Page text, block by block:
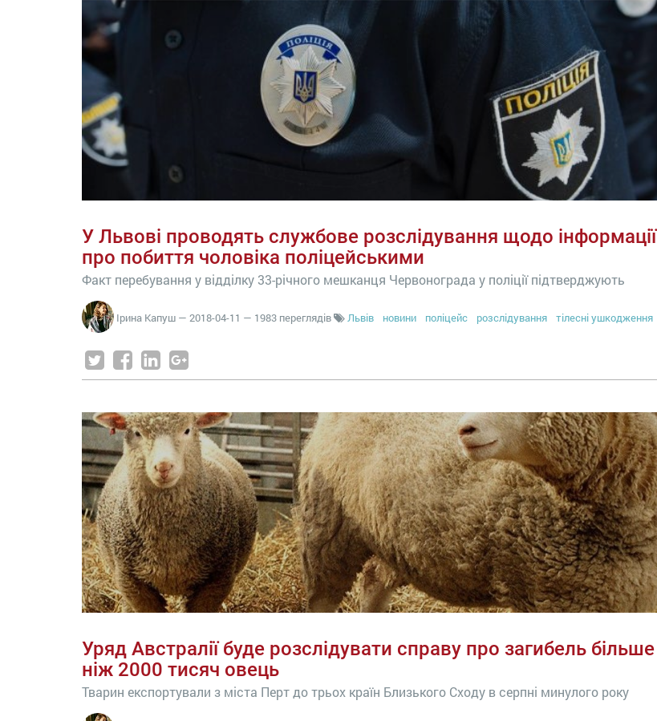
У Львові проводять службове розслідування щодо інформації
про побиття чоловіка поліцейськими
Факт перебування у відділку 33-річного мешканця Червонограда у поліції підтверджують
Ірина Капуш — 2018-04-11 — 1983 переглядів Львів новини поліцейс розслідування тілесні ушкодження
Уряд Австралії буде розслідувати справу про загибель більше
ніж 2000 тисяч овець
Тварин експортували з міста Перт до трьох країн Близького Сходу в серпні минулого року